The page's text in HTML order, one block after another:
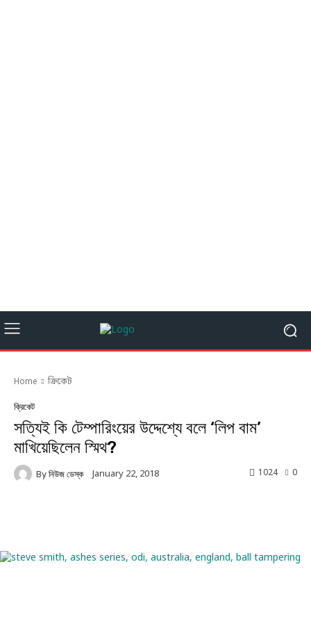
Home ক্রিকেট
ক্রিকেট
সত্যিই কি টেম্পারিংয়ের উদ্দেশ্যে বলে ‘লিপ বাম’
মাখিয়েছিলেন স্মিথ?
By নিউজ ডেস্ক January 22, 2018 0
1024